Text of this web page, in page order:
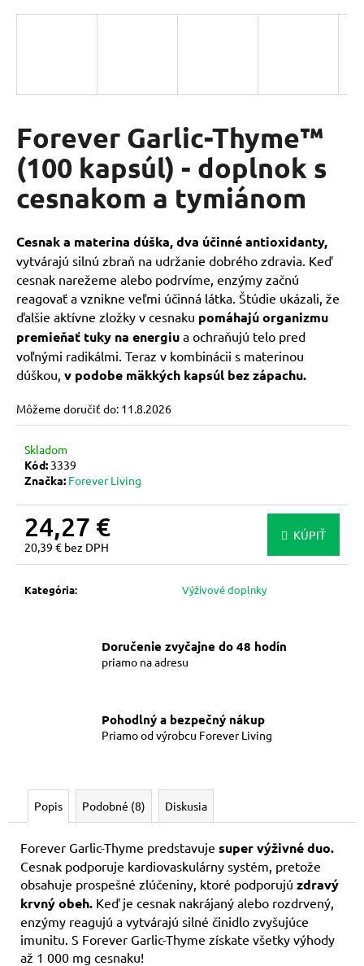
Forever Garlic-Thyme™
(100 kapsúl) - doplnok s
cesnakom a tymiánom
Cesnak a materina dúška, dva účinné antioxidanty,
vytvárajú silnú zbraň na udržanie dobrého zdravia. Keď
cesnak narežeme alebo podrvíme, enzýmy začnú
reagovať a vznikne veľmi účinná látka. Štúdie ukázali, že
ďalšie aktívne zložky v cesnaku pomáhajú organizmu
premieňať tuky na energiu a ochraňujú telo pred
voľnými radikálmi. Teraz v kombinácii s materinou
dúškou, v podobe mäkkých kapsúl bez zápachu.
Môžeme doručiť do: 11.8.2026
Skladom
Kód: 3339
Značka: Forever Living
24,27 €
20,39 € bez DPH
Jednotková
KÚPIŤ
Kategória: Výživové doplnky
Doručenie zvyčajne do 48 hodín
priamo na adresu
Pohodlný a bezpečný nákup
Priamo od výrobcu Forever Living
Popis Podobné (8) Diskusia
Forever Garlic-Thyme predstavuje super výživné duo.
Cesnak podporuje kardiovaskulárny systém, pretože
obsahuje prospešné zlúčeniny, ktoré podporujú zdravý
krvný obeh. Keď je cesnak nakrájaný alebo rozdrvený,
enzýmy reagujú a vytvárajú silné činidlo zvyšujúce
imunitu. S Forever Garlic-Thyme získate všetky výhody
až 1 000 mg cesnaku!
á
HĽADAŤ
O
d
p
o
r
ú
č
a
m
e
FOREVER
ABSORBENT-
C™
VITAMÍN
OVSENÝMI
OTRUBAMI